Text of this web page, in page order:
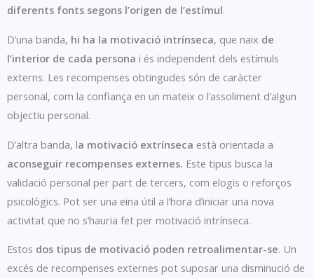
diferents fonts segons l’origen de l’estímul.
D’una banda, hi ha la motivació intrínseca, que naix de
l’interior de cada persona i és independent dels estímuls
externs. Les recompenses obtingudes són de caràcter
personal, com la confiança en un mateix o l’assoliment d’algun
objectiu personal.
D’altra banda, la motivació extrínseca està orientada a
aconseguir recompenses externes. Este tipus busca la
validació personal per part de tercers, com elogis o reforços
psicològics. Pot ser una eina útil a l’hora d’iniciar una nova
activitat que no s’hauria fet per motivació intrínseca.
Estos dos tipus de motivació poden retroalimentar-se. Un
excés de recompenses externes pot suposar una disminució de